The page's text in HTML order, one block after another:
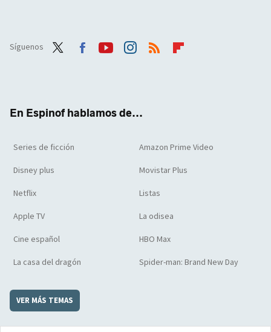
Síguenos
En Espinof hablamos de...
Series de ficción Amazon Prime Video
Disney plus Movistar Plus
Netflix Listas
Apple TV La odisea
Cine español HBO Max
La casa del dragón Spider-man: Brand New Day
VER MÁS TEMAS